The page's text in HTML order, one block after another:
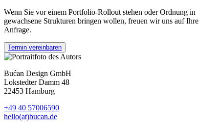
Wenn Sie vor einem Portfolio-Rollout stehen oder Ordnung in
gewachsene Strukturen bringen wollen, freuen wir uns auf Ihre
Anfrage.
Termin vereinbaren
Bućan Design GmbH
Lokstedter Damm 48
22453 Hamburg
+49 40 57006590
hello(at)bucan.de